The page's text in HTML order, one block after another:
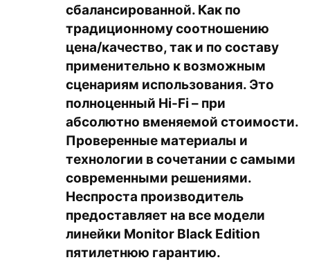
сбалансированной. Как по
традиционному соотношению
цена/качество, так и по составу
применительно к возможным
сценариям использования. Это
полноценный Hi-Fi – при
абсолютно вменяемой стоимости.
Проверенные материалы и
технологии в сочетании с самыми
современными решениями.
Неспроста производитель
предоставляет на все модели
линейки Monitor Black Edition
пятилетнюю гарантию.